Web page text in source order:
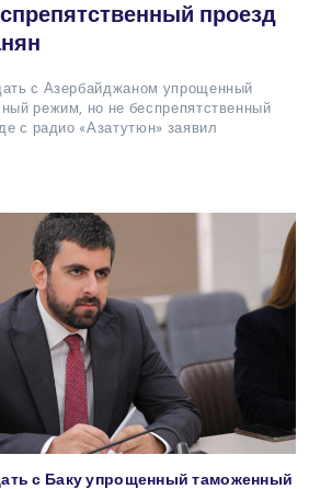
проезд
с Азербайджаном упрощенный
режим, но не беспрепятственный
с радио «Азатутюн» заявил
с Баку упрощенный таможенный